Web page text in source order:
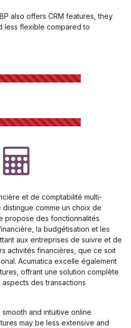
also offers CRM features, they
less flexible compared to
et de comptabilité multi-
distingue comme un choix de
propose des fonctionnalités
la budgétisation et les
aux entreprises de suivre et de
activités financières, que ce soit
Acumatica excelle également
offrant une solution complète
des transactions
and intuitive online
may be less extensive and